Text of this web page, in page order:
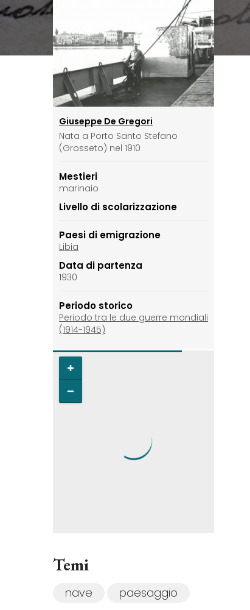
Giuseppe De Gregori
Nata a Porto Santo Stefano
(Grosseto) nel 1910
Mestieri
marinaio
Livello di scolarizzazione
Paesi di emigrazione
Libia
Data di partenza
1930
Periodo storico
Periodo tra le due guerre mondiali
(1914-1945)
Temi
nave paesaggio